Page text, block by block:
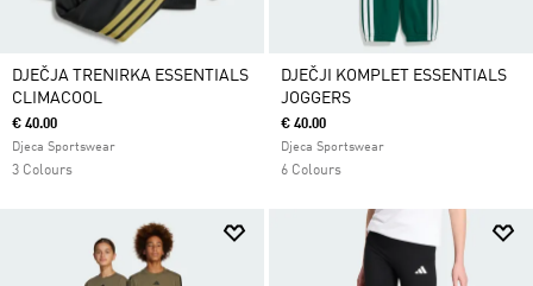
DJEČJA TRENIRKA ESSENTIALS
CLIMACOOL
€ 40.00
Djeca Sportswear
3 Colours
DJEČJI KOMPLET ESSENTIALS
JOGGERS
€ 40.00
Djeca Sportswear
6 Colours